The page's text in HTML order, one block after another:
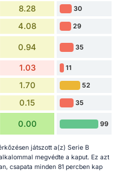
8.28 30
4.08 29
0.94 35
1.03 11
1.70 52
0.15 35
0.00 99
játszott a(z) Serie B
megvédte a kaput. Ez azt
csapata minden 81 percben kap